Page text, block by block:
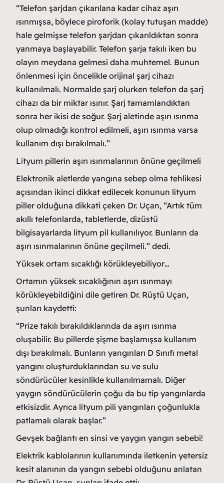
“Telefon şarjdan çıkarılana kadar cihaz aşırı
ısınmışsa, böylece piroforik (kolay tutuşan madde)
hale gelmişse telefon şarjdan çıkarıldıktan sonra
yanmaya başlayabilir. Telefon şarja takılı iken bu
olayın meydana gelmesi daha muhtemel. Bunun
önlenmesi için öncelikle orijinal şarj cihazı
kullanılmalı. Normalde şarj olurken telefon da şarj
cihazı da bir miktar ısınır. Şarj tamamlandıktan
sonra her ikisi de soğur. Şarj aletinde aşırı ısınma
olup olmadığı kontrol edilmeli, aşırı ısınma varsa
kullanım dışı bırakılmalı.”
Lityum pillerin aşırı ısınmalarının önüne geçilmeli
Elektronik aletlerde yangına sebep olma tehlikesi
açısından ikinci dikkat edilecek konunun lityum
piller olduğuna dikkati çeken Dr. Uçan, “Artık tüm
akıllı telefonlarda, tabletlerde, dizüstü
bilgisayarlarda lityum pil kullanılıyor. Bunların da
aşırı ısınmalarının önüne geçilmeli.” dedi.
Yüksek ortam sıcaklığı körükleyebiliyor…
Ortamın yüksek sıcaklığının aşırı ısınmayı
körükleyebildiğini dile getiren Dr. Rüştü Uçan,
şunları kaydetti:
“Prize takılı bırakıldıklarında da aşırı ısınma
oluşabilir. Bu pillerde şişme başlamışsa kullanım
dışı bırakılmalı. Bunların yangınları D Sınıfı metal
yangını oluşturduklarından su ve sulu
söndürücüler kesinlikle kullanılmamalı. Diğer
yaygın söndürücülerin çoğu da bu tip yangınlarda
etkisizdir. Ayrıca lityum pili yangınları çoğunlukla
patlamalı olarak başlar.”
Gevşek bağlantı en sinsi ve yaygın yangın sebebi!
Elektrik kablolarının kullanımında iletkenin yetersiz
kesit alanının da yangın sebebi olduğunu anlatan